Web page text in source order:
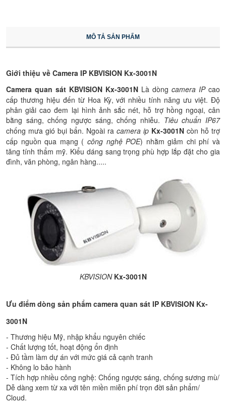
MÔ TẢ SẢN PHẨM
Giới thiệu về Camera IP KBVISION Kx-3001N
Camera quan sát KBVISION Kx-3001N Là dòng camera IPcao
cấp thương hiệu đến từ Hoa Kỳ, với nhiều tính năng ưu việt. Độ
phân giải cao đem lại hình ảnh sắc nét, hỗ trợ hồng ngoại, cân
bằng sáng, chống ngược sáng, chống nhiễu. Tiêu chuẩn IP67
chống mưa gió bụi bẩn. Ngoài ra camera ip Kx-3001N còn hỗ trợ
cấp nguồn qua mạng ( công nghệ POE) nhằm giảm chi phí và
tăng tính thẩm mỹ. Kiểu dáng sang trọng phù hợp lắp đặt cho gia
đình, văn phòng, ngân hàng.....
KBVISION Kx-3001N
Ưu điểm dòng sản phẩm camera quan sát IP KBVISION Kx-
3001N
- Thương hiệu Mỹ, nhập khẩu nguyên chiếc
- Chất lượng tốt, hoạt động ổn định
- Đủ tầm làm dự án với mức giá cả cạnh tranh
- Không lo bảo hành
- Tích hợp nhiều công nghệ: Chống ngược sáng, chống sương mù/
Dễ dàng xem từ xa với tên miền miễn phí trọn đời sản phẩm/
Cloud.